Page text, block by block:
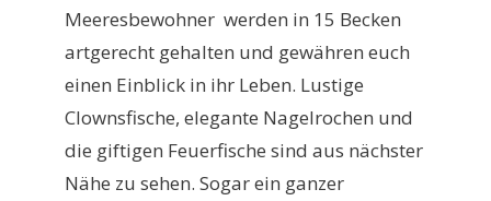
Meeresbewohner werden in 15 Becken
artgerecht gehalten und gewähren euch
einen Einblick in ihr Leben. Lustige
Clownsfische, elegante Nagelrochen und
die giftigen Feuerfische sind aus nächster
Nähe zu sehen. Sogar ein ganzer